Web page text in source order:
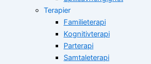
Terapier
Familieterapi
Kognitivterapi
Parterapi
Samtaleterapi